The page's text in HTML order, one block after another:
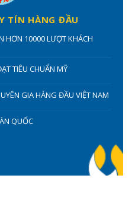
TÍN HÀNG ĐẦU
HƠN 10000 LƯỢT KHÁCH
TIÊU CHUẨN MỸ
GIA HÀNG ĐẦU VIỆT NAM
QUỐC